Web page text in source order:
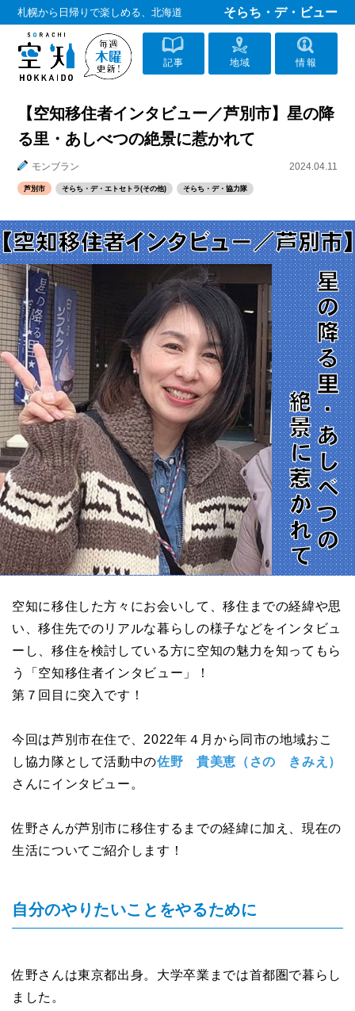
札幌から日帰りで楽しめる、北海道 そらち・デ・ビュー
記事 地域 情報
【空知移住者インタビュー／芦別市】星の降
る里・あしべつの絶景に惹かれて
モンブラン 2024.04.11
芦別市 そらち・デ・エトセトラ(その他) そらち・デ・協力隊
空知に移住した方々にお会いして、移住までの経緯や思
い、移住先でのリアルな暮らしの様子などをインタビュ
ーし、移住を検討している方に空知の魅力を知ってもら
う「空知移住者インタビュー」！
第７回目に突入です！
今回は芦別市在住で、2022年４月から同市の地域おこ
し協力隊として活動中の佐野 貴美恵（さの きみえ）
さんにインタビュー。
佐野さんが芦別市に移住するまでの経緯に加え、現在の
生活についてご紹介します！
自分のやりたいことをやるために
佐野さんは東京都出身。大学卒業までは首都圏で暮らし
ました。